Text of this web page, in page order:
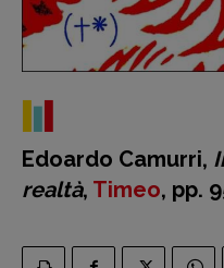
DOSSIER
12 dicembre
Intelligenza
Maestri
Pasolini 1922-
Edoardo Camurri,
realtà, Timeo, pp.